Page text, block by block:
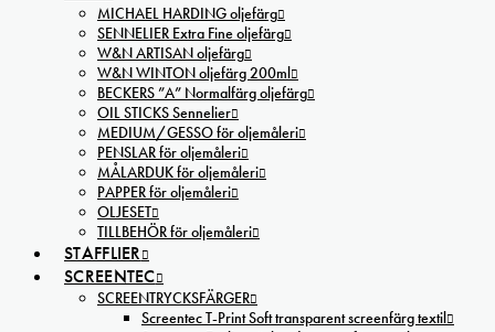
MICHAEL HARDING oljefärg
SENNELIER Extra Fine oljefärg
W&N ARTISAN oljefärg
W&N WINTON oljefärg 200ml
BECKERS ”A” Normalfärg oljefärg
OIL STICKS Sennelier
MEDIUM/GESSO för oljemåleri
PENSLAR för oljemåleri
MÅLARDUK för oljemåleri
PAPPER för oljemåleri
OLJESET
TILLBEHÖR för oljemåleri
STAFFLIER
SCREENTEC
SCREENTRYCKSFÄRGER
Screentec T-Print Soft transparent screenfärg textil